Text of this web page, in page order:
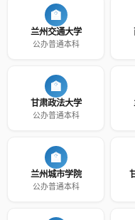
🏫
兰州交通大学
公办普通本科
🏫
甘肃政法大学
公办普通本科
🏫
兰州城市学院
公办普通本科